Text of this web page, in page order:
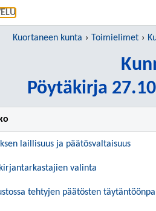
Kuortaneen kunta Toimielimet
Pöytäkirja
laillisuus ja päätösvaltaisuus
valinta
tehtyjen päätösten